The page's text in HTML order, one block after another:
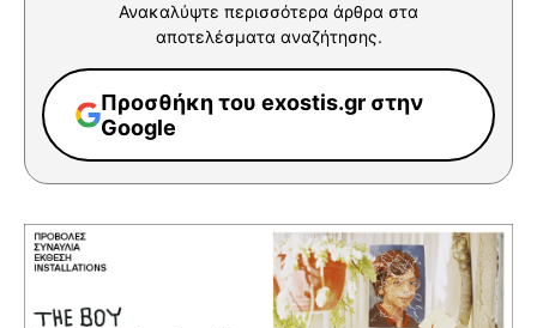
Ανακαλύψτε περισσότερα άρθρα στα
αποτελέσματα αναζήτησης.
Προσθήκη του exostis.gr στην
Google